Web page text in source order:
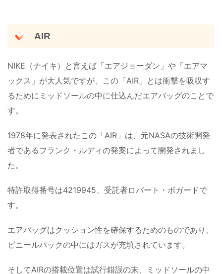
AIR
NIKE（ナイキ）と言えば「エアジョーダン」や「エアマ
ックス」が大人気ですが、この「AIR」とは衝撃を吸収す
るためにミッドソールの中に仕込んだエアバッグのことで
す。
1978年に発表されたこの「AIR」は、元NASAの技術開発
者であるフランク・ルディの発案によって開発されまし
た。
特許取得番号は4219945、受託者ロバート・ボガードで
す。
エアバッグはクッション性を確保するためのものであり、
ビニールパックの中にはガスが充填されています。
そしてAIRの搭載位置は試行錯誤の末、ミッドソールの中